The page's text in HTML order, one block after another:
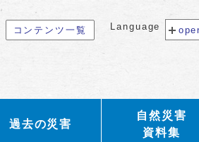
コンテンツ一覧 Language
過去の災害
自然災害
資料集